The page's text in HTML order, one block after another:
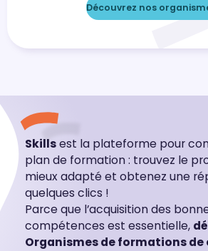
Découvrez nos
Skillsest la plateforme pour
plan de formation : trouvez le
mieux adapté et obtenez une
quelques clics !
Parce que l’acquisition des
compétences est essentielle,
Organismes de formations